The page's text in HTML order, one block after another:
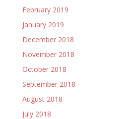
February 2019
January 2019
December 2018
November 2018
October 2018
September 2018
August 2018
July 2018